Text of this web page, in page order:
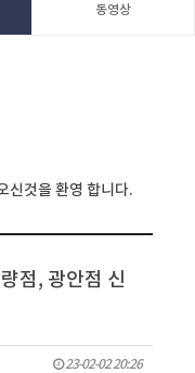
동영상
신것을 환영 합니다.
점, 광안점 신
23-02-02 20:26